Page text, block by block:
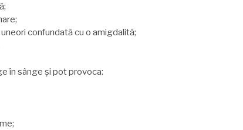
confundată cu o amigdalită;
în sânge și pot provoca: